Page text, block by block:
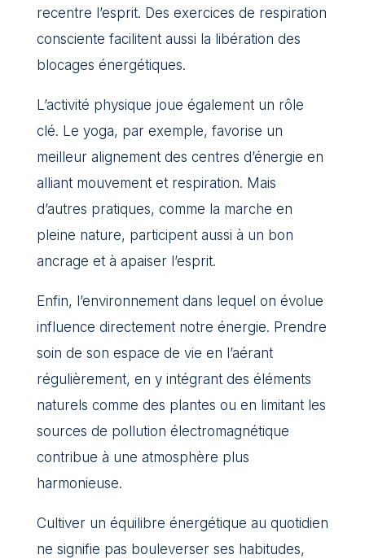
recentre l’esprit. Des exercices de respiration
consciente facilitent aussi la libération des
blocages énergétiques.
L’activité physique joue également un rôle
clé. Le yoga, par exemple, favorise un
meilleur alignement des centres d’énergie en
alliant mouvement et respiration. Mais
d’autres pratiques, comme la marche en
pleine nature, participent aussi à un bon
ancrage et à apaiser l’esprit.
Enfin, l’environnement dans lequel on évolue
influence directement notre énergie. Prendre
soin de son espace de vie en l’aérant
régulièrement, en y intégrant des éléments
naturels comme des plantes ou en limitant les
sources de pollution électromagnétique
contribue à une atmosphère plus
harmonieuse.
Cultiver un équilibre énergétique au quotidien
ne signifie pas bouleverser ses habitudes,